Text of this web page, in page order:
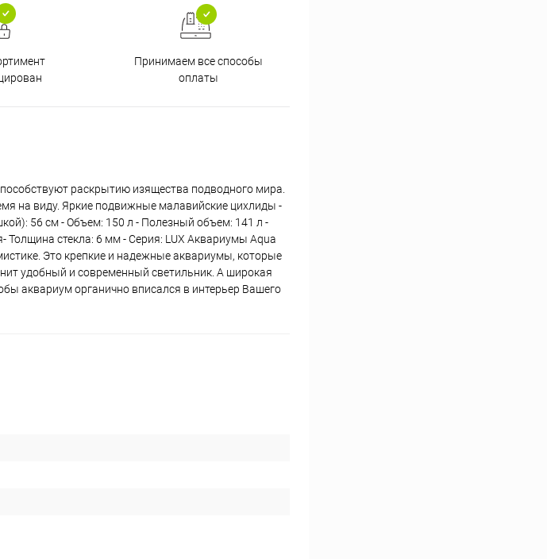
Принимаем все способы
оплаты
раскрытию изящества подводного мира.
на виду. Яркие подвижные малавийские цихлиды -
56 см - Объем: 150 л - Полезный объем: 141 л -
Толщина стекла: 6 мм - Серия: LUX Аквариумы Aqua
Это крепкие и надежные аквариумы, которые
удобный и современный светильник. А широкая
аквариум органично вписался в интерьер Вашего